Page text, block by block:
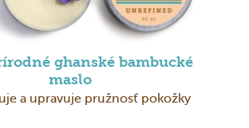
ghanské bambucké
maslo
a upravuje pružnosť pokožky